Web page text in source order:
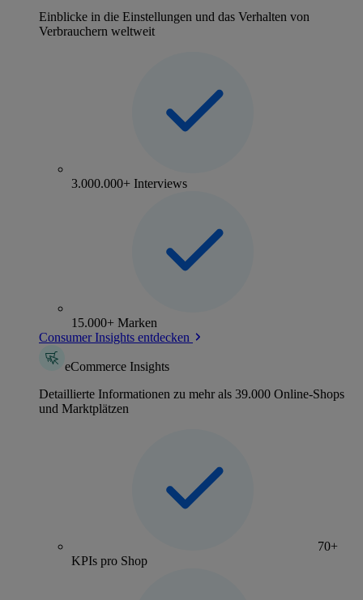
Einblicke in die Einstellungen und das Verhalten von
Verbrauchern weltweit
3.000.000+ Interviews
15.000+ Marken
Consumer Insights entdecken
eCommerce Insights
Detaillierte Informationen zu mehr als 39.000 Online-Shops
und Marktplätzen
70+
KPIs pro Shop